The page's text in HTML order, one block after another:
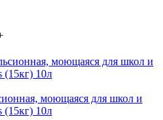
моющаяся для школ и
(15кг) 10л